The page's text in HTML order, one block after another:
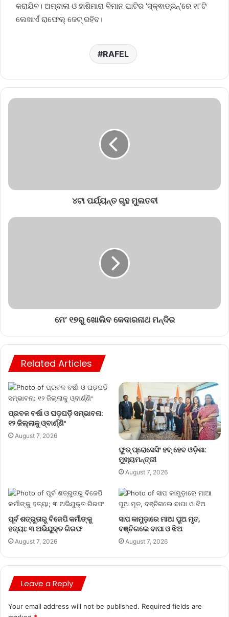
କରାଯିବ। ଅମ୍ବାଲା ଓ ହାଶିମାରା ବିମାନ ଘାଟିର ‘ସ୍କ୍ଵାଡ୍ରନ୍‌’ରେ ୧୮ଟି
ଲେଖାଏଁ ରାଫେଲ୍‌ ଜେଟ୍‌ ରହିବ।
RAFEL
୪ଟା ପର୍ଯ୍ୟନ୍ତ ଗୃହ ମୁଲତବୀ
ମେ’ ୧୭ରୁ ଖୋଲିବ କେଦାରନାଥ ମନ୍ଦିର
Related Articles
ପ୍ରବଳ ବର୍ଷା ଓ ଘଡ଼ଘଡ଼ି ସମ୍ଭାବନା:
୧୨ ଜିଲ୍ଲାକୁ ଓ୍ବାର୍ଣ୍ଣିଂ
August 7, 2026
ଫୁଡ୍ ପ୍ରୋସେସିଂ ହବ୍ ହେବ ଓଡ଼ିଶା:
ମୁଖ୍ୟମନ୍ତ୍ରୀ
August 7, 2026
ପୂର୍ବ ଶତ୍ରୁତାରୁ ବିଜେପି କର୍ମୀଙ୍କୁ
ହତ୍ୟା; ୩ ଅଭିଯୁକ୍ତ ଗିରଫ
August 7, 2026
ସାପ କାମୁଡ଼ାରେ ମାଆ ପୁଅ ମୃତ,
ବଞ୍ଚିଗଲେ ବାପା ଓ ଝିଅ
August 7, 2026
Leave a Reply
Your email address will not be published. Required fields are